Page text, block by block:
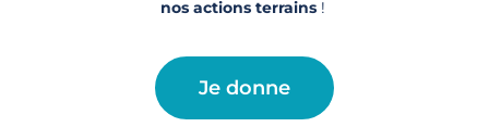
nos actions terrains!
Je donne